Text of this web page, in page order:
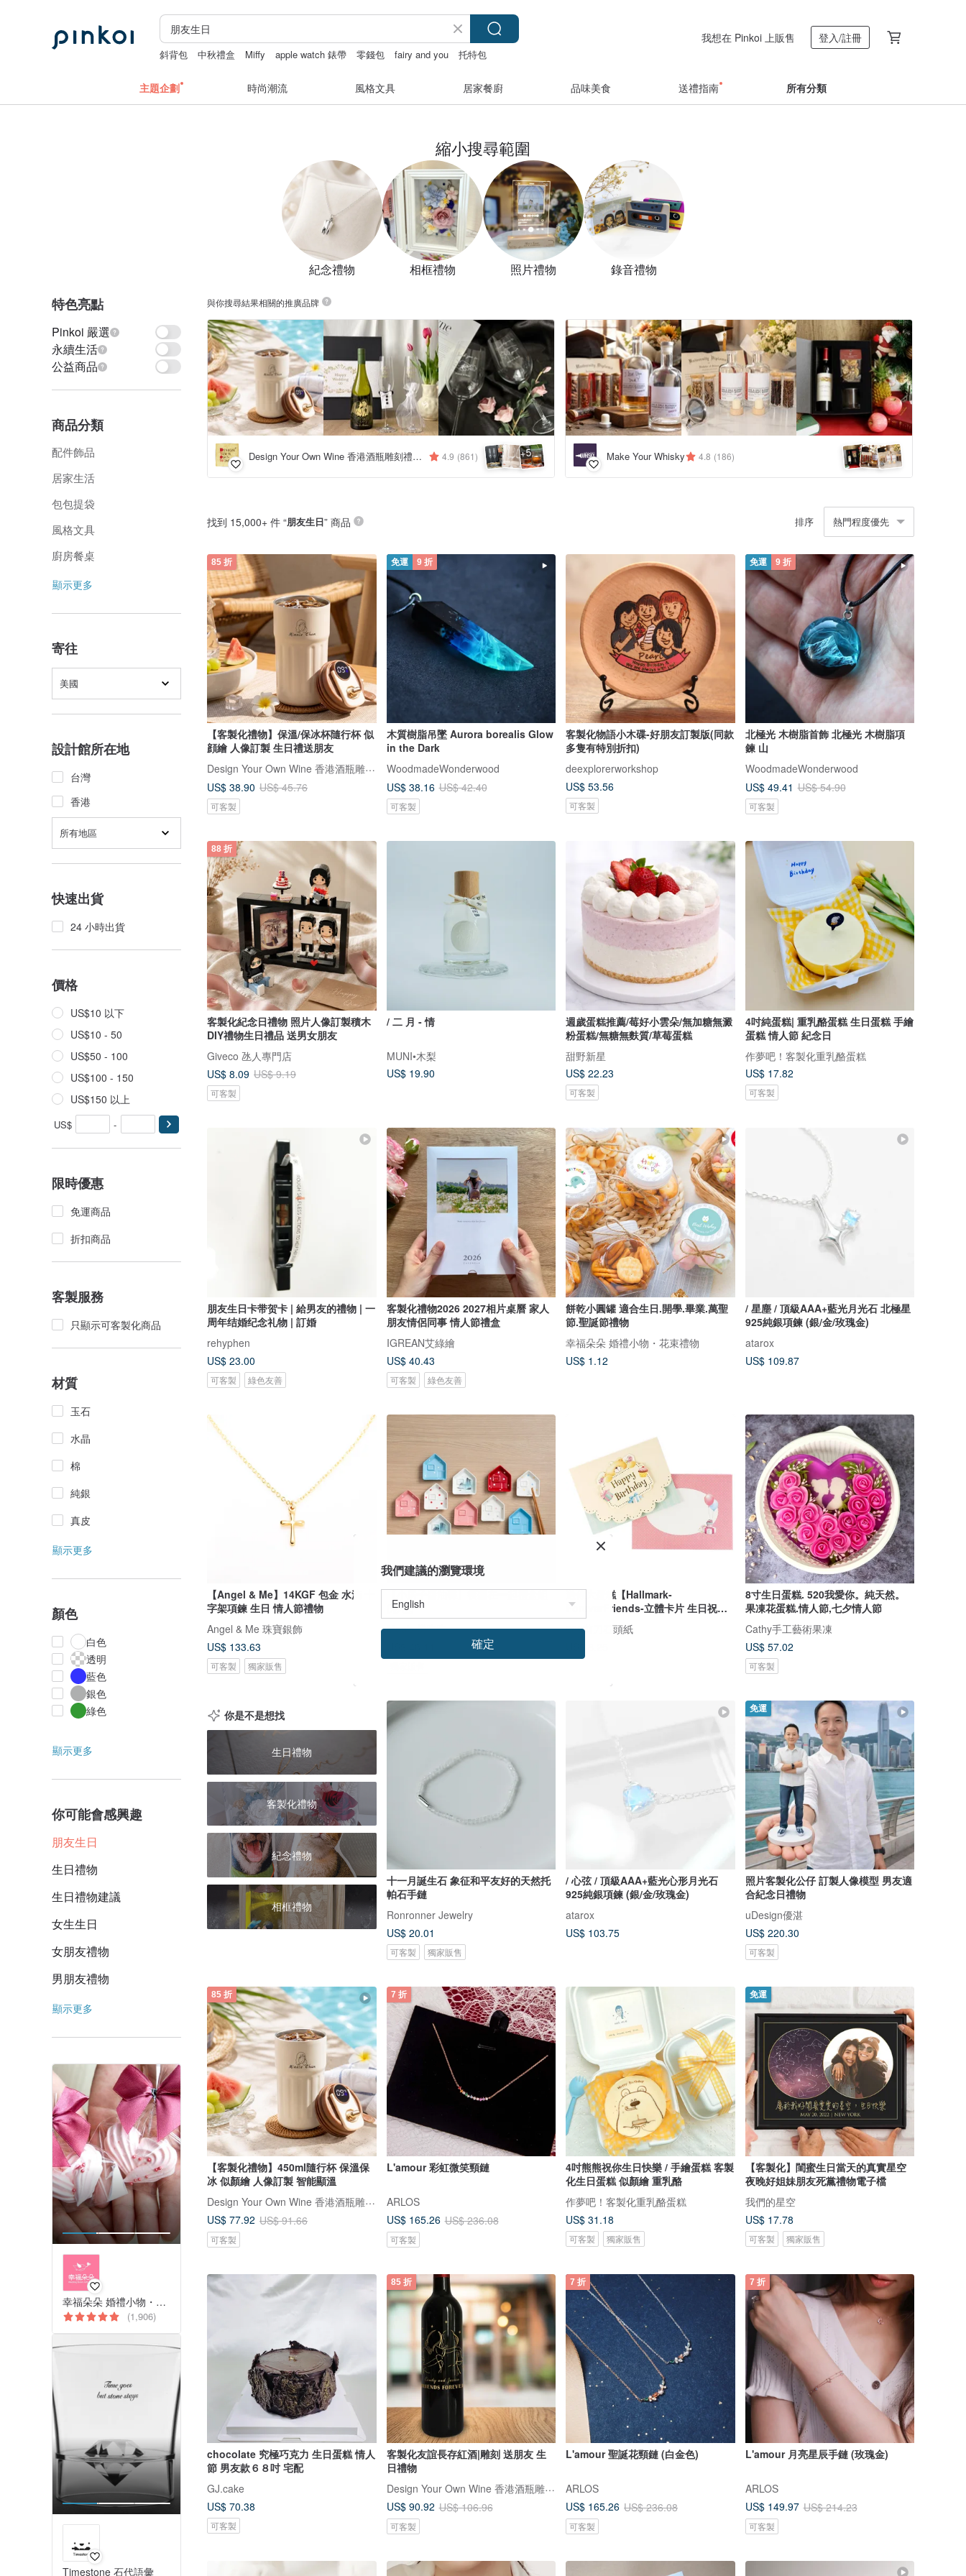
斜背包 中秋禮盒 Miffy apple watch 錶帶 零錢包 fairy and you
托特包
我想在 Pinkoi 上販售 登入/註冊
主題企劃 時尚潮流 風格文具 居家餐廚 品味美食 送禮指南 所有分類
縮小搜尋範圍
紀念禮物 相框禮物 照片禮物 錄音禮物
特色亮點
Pinkoi 嚴選
永續生活
公益商品
商品分類
配件飾品
居家生活
包包提袋
風格文具
廚房餐桌
顯示更多
寄往
美國
設計館所在地
台灣
香港
所有地區
快速出貨
24 小時出貨
價格
US$10 以下
US$10 - 50
US$50 - 100
US$100 - 150
US$150 以上
US$ -
限時優惠
免運商品
折扣商品
客製服務
只顯示可客製化商品
材質
玉石
水晶
棉
純銀
真皮
顯示更多
顏色
白色
透明
藍色
銀色
綠色
顯示更多
你可能會感興趣
朋友生日
生日禮物
生日禮物建議
女生生日
女朋友禮物
男朋友禮物
顯示更多
幸福朵朵 婚禮小物・花束禮物
(1,906)
Timestone 石代語彙
與你搜尋結果相關的推廣品牌
Design Your Own Wine 香港酒瓶雕刻禮品專門店 4.9 (861) +5 Make Your Whisky 4.8 (186)
找到 15,000+ 件 “朋友生日” 商品 排序 熱門程度優先
85 折
【客製化禮物】保溫/保冰杯隨行杯 似
顔繪 人像訂製 生日禮送朋友
Design Your Own Wine 香港酒瓶雕刻禮品專門店
US$ 38.90 US$ 45.76
可客製
免運 9 折
木質樹脂吊墜 Aurora borealis Glow
in the Dark
WoodmadeWonderwood
US$ 38.16 US$ 42.40
可客製
客製化物語小木碟-好朋友訂製版(同款
多隻有特別折扣)
deexplorerworkshop
US$ 53.56
可客製
免運 9 折
北極光 木樹脂首飾 北極光 木樹脂項
鍊 山
WoodmadeWonderwood
US$ 49.41 US$ 54.90
可客製
88 折
客製化紀念日禮物 照片人像訂製積木
DIY禮物生日禮品 送男女朋友
Giveco 氹人專門店
US$ 8.09 US$ 9.19
可客製
/ 二 月 - 情
MUNI•木梨
US$ 19.90
週歲蛋糕推薦/莓好小雲朵/無加糖無澱
粉蛋糕/無糖無麩質/草莓蛋糕
甜野新星
US$ 22.23
可客製
4吋純蛋糕| 重乳酪蛋糕 生日蛋糕 手繪
蛋糕 情人節 紀念日
作夢吧！客製化重乳酪蛋糕
US$ 17.82
可客製
朋友生日卡带贺卡 | 給男友的禮物 | 一
周年结婚纪念礼物 | 訂婚
rehyphen
US$ 23.00
可客製 綠色友善
客製化禮物2026 2027相片桌曆 家人
朋友情侶同事 情人節禮盒
IGREAN艾綠繪
US$ 40.43
可客製 綠色友善
餅乾小圓罐 適合生日.開學.畢業.萬聖
節.聖誕節禮物
幸福朵朵 婚禮小物・花束禮物
US$ 1.12
/ 星塵 / 頂級AAA+藍光月光石 北極星
925純銀項鍊 (銀/金/玫瑰金)
atarox
US$ 109.87
【Angel & Me】14KGF 包金 水滴 十
字架項鍊 生日 情人節禮物
Angel & Me 珠寶銀飾
US$ 133.63
可客製 獨家販售
【小房子醬油碟】筷醬在一起禮盒組
(彩色)
Mao’s 樂陶陶
送你大蛋糕【Hallmark-
ForeverFriends-立體卡片 生日祝
福】
205剪刀石頭紙
8寸生日蛋糕. 520我愛你。純天然。
果凍花蛋糕.情人節,七夕情人節
Cathy手工藝術果凍
US$ 57.02
可客製
你是不是想找
生日禮物
客製化禮物
紀念禮物
相框禮物
十一月誕生石 象征和平友好的天然托
帕石手鏈
Ronronner Jewelry
US$ 20.01
可客製 獨家販售
/ 心弦 / 頂級AAA+藍光心形月光石
925純銀項鍊 (銀/金/玫瑰金)
atarox
US$ 103.75
免運
照片客製化公仔 訂製人像模型 男友適
合紀念日禮物
uDesign優湛
US$ 220.30
可客製
85 折
【客製化禮物】450ml隨行杯 保溫保
冰 似顏繪 人像訂製 智能顯溫
Design Your Own Wine 香港酒瓶雕刻禮品專門店
US$ 77.92 US$ 91.66
可客製
7 折
L'amour 彩虹微笑頸鏈
ARLOS
US$ 165.26 US$ 236.08
可客製
4吋熊熊祝你生日快樂 / 手繪蛋糕 客製
化生日蛋糕 似顏繪 重乳酪
作夢吧！客製化重乳酪蛋糕
US$ 31.18
可客製 獨家販售
免運
【客製化】閨蜜生日當天的真實星空
夜晚好姐妹朋友死黨禮物電子檔
我們的星空
US$ 17.78
可客製 獨家販售
chocolate 究極巧克力 生日蛋糕 情人
節 男友款６８吋 宅配
GJ.cake
US$ 70.38
可客製
85 折
客製化友誼長存紅酒|雕刻 送朋友 生
日禮物
Design Your Own Wine 香港酒瓶雕刻禮品專門店
US$ 90.92 US$ 106.96
可客製
7 折
L'amour 聖誕花頸鏈 (白金色)
ARLOS
US$ 165.26 US$ 236.08
可客製
7 折
L'amour 月亮星辰手鏈 (玫瑰金)
ARLOS
US$ 149.97 US$ 214.23
可客製
我們建議的瀏覽環境
確定